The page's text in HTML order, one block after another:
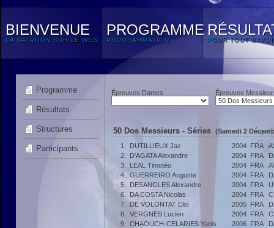
BIENVENUE
LA NATATION SUR LE WEB
PROGRAMME
PROGRAMMATION POUR TOUT
Programme
Résultats
Structures
Participants
Épreuves Dames Épreuves
50 Dos Messieurs - Séries (Samedi 2
1.
DUTILLIEUX Jaz 2004 FRA
2.
D'AGATA Alexandre 2004 FRA
3.
LEAL Timotéo 2004 FRA
4.
GUERREIRO Auguste 2004 FRA
5.
DESANGLES Alexandre 2004 FRA
6.
DA COSTA Nicolas 2004 FRA
7.
DE VOLONTAT Eloi 2005 FRA
8.
VERGNES Lucien 2004 FRA
9.
CHAOUCH-CELARIES Yanis 2006 FRA